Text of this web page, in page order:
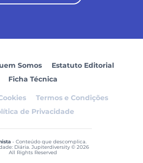
Somos
Estatuto Editorial
Ficha Técnica
Termos e Condições
de Privacidade
- Conteúdo que descomplica.
Diária. Jupiterdiversity © 2026
All Rights Reserved